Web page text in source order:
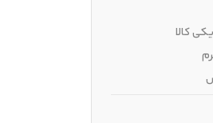
کالا